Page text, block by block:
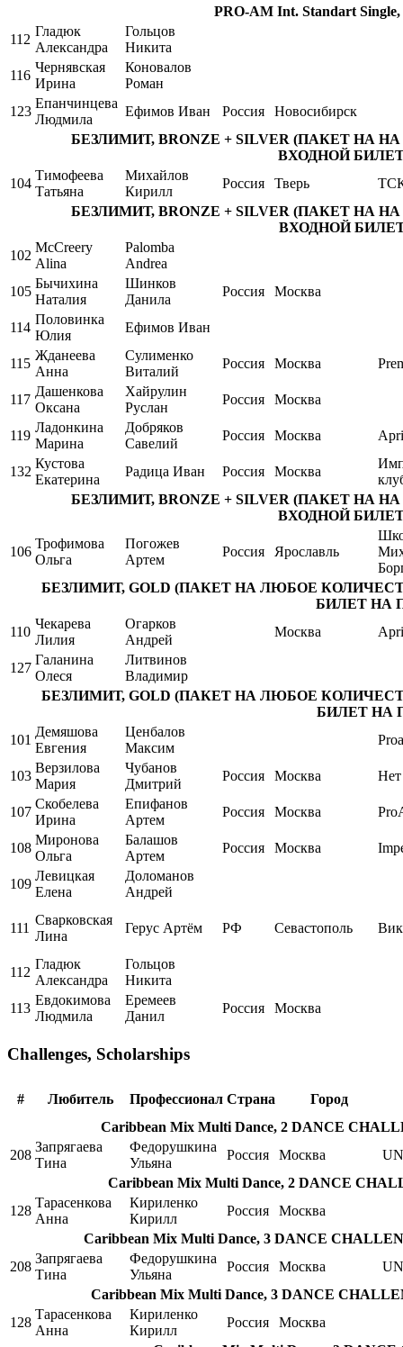
PRO-AM Int. Standart
112
Гладюк
Александра
Гольцов
Никита
116
Чернявская
Ирина
Коновалов
Роман
123
Епанчинцева
Людмила
Ефимов Иван Россия
Новосибирск
БЕЗЛИМИТ, BRONZE + SILVER (ПАКЕТ НА НА
ВХОДНОЙ
104
Тимофеева
Татьяна
Михайлов
Кирилл
Россия Тверь
БЕЗЛИМИТ, BRONZE + SILVER (ПАКЕТ НА НА
ВХОДНОЙ
102
McCreery
Alina
Palomba
Andrea
105
Бычихина
Наталия
Шинков
Данила
Россия Москва
114
Половинка
Юлия
Ефимов Иван
115
Жданеева
Анна
Сулименко
Виталий
Россия Москва
117
Дашенкова
Оксана
Хайрулин
Руслан
Россия Москва
119
Ладонкина
Марина
Добряков
Савелий
Россия Москва
132
Кустова
Екатерина
Радица Иван Россия Москва
БЕЗЛИМИТ, BRONZE + SILVER (ПАКЕТ НА НА
ВХОДНОЙ БИЛЕТ
106
Трофимова
Ольга
Погожев
Артем
Россия Ярославль
БЕЗЛИМИТ, GOLD (ПАКЕТ НА ЛЮБОЕ
БИЛЕТ НА
110
Чекарева
Лилия
Огарков
Андрей
Москва
127
Галанина
Олеся
Литвинов
Владимир
БЕЗЛИМИТ, GOLD (ПАКЕТ НА ЛЮБОЕ
БИЛЕТ НА
101
Демяшова
Евгения
Ценбалов
Максим
103
Верзилова
Мария
Чубанов
Дмитрий
Россия Москва Нет
107
Скобелева
Ирина
Епифанов
Артем
Россия Москва
108
Миронова
Ольга
Балашов
Артем
Россия Москва
109
Левицкая
Елена
Доломанов
Андрей
111
Сварковская
Лина
Герус Артём РФ Севастополь
112
Гладюк
Александра
Гольцов
Никита
113
Евдокимова
Людмила
Еремеев
Данил
Россия Москва
Challenges, Scholarships
# Любитель Профессионал Страна
Город
Caribbean Mix Multi Dance, 2 DANCE
208
Запрягаева
Тина
Федорушкина
Ульяна
Россия Москва
Caribbean Mix Multi Dance, 2 DANCE
128
Тарасенкова
Анна
Кириленко
Кирилл
Россия
Москва
Caribbean Mix Multi Dance, 3 DANCE
208
Запрягаева
Тина
Федорушкина
Ульяна
Россия Москва
Caribbean Mix Multi Dance, 3 DANCE
128
Тарасенкова
Анна
Кириленко
Кирилл
Россия
Москва